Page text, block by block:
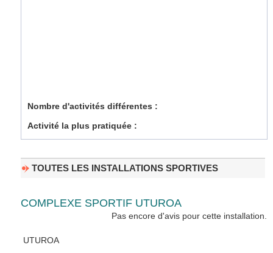
Nombre d'activités différentes :
Activité la plus pratiquée :
TOUTES LES INSTALLATIONS SPORTIVES
COMPLEXE SPORTIF UTUROA
Pas encore d'avis pour cette installation.
UTUROA